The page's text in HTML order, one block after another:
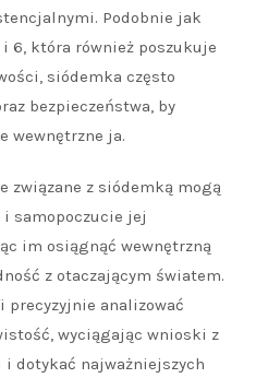
Podobnie jak
6, która również poszukuje
siódemka często
bezpieczeństwa, by
wewnętrzne ja.
związane z siódemką mogą
samopoczucie jej
im osiągnąć wewnętrzną
z otaczającym światem.
precyzyjnie analizować
wyciągając wnioski z
dotykać najważniejszych